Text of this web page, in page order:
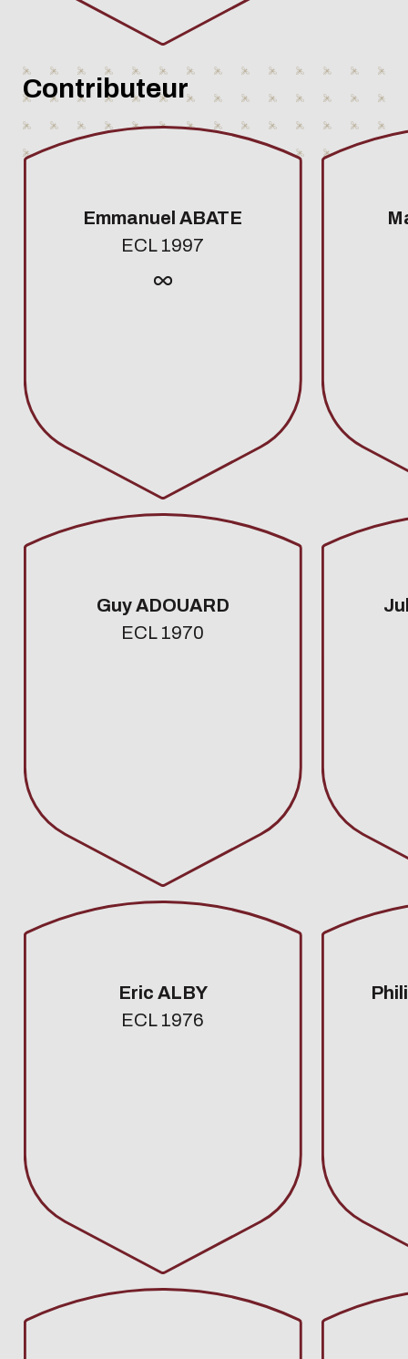
Contributeur
Emmanuel ABATE
ECL 1997
Guy ADOUARD
ECL 1970
Eric ALBY
ECL 1976